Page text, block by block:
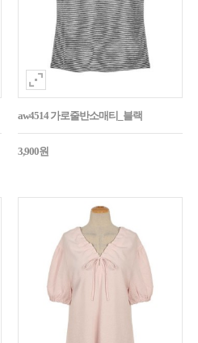
aw4514 가로줄반소매티_블랙
3,900원